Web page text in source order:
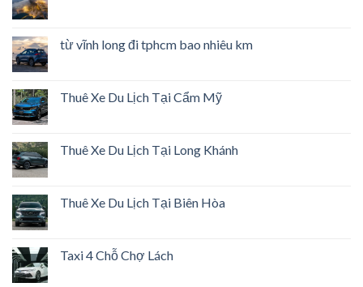
từ vĩnh long đi tphcm bao nhiêu km
Thuê Xe Du Lịch Tại Cẩm Mỹ
Thuê Xe Du Lịch Tại Long Khánh
Thuê Xe Du Lịch Tại Biên Hòa
Taxi 4 Chỗ Chợ Lách